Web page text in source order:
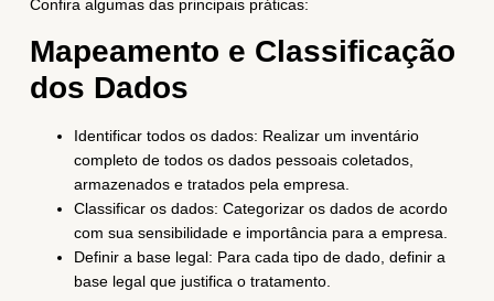
Confira algumas das principais práticas:
Mapeamento e Classificação
dos Dados
Identificar todos os dados: Realizar um inventário
completo de todos os dados pessoais coletados,
armazenados e tratados pela empresa.
Classificar os dados: Categorizar os dados de acordo
com sua sensibilidade e importância para a empresa.
Definir a base legal: Para cada tipo de dado, definir a
base legal que justifica o tratamento.